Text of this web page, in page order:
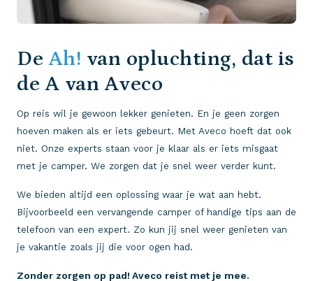
De Ah! van opluchting, dat is
de A van Aveco
Op reis wil je gewoon lekker genieten. En je geen zorgen
hoeven maken als er iets gebeurt. Met Aveco hoeft dat ook
niet. Onze experts staan voor je klaar als er iets misgaat
met je camper. We zorgen dat je snel weer verder kunt.
We bieden altijd een oplossing waar je wat aan hebt.
Bijvoorbeeld een vervangende camper of handige tips aan de
telefoon van een expert. Zo kun jij snel weer genieten van
je vakantie zoals jij die voor ogen had.
Zonder zorgen op pad! Aveco reist met je mee.